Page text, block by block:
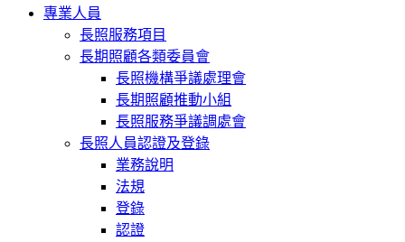
專業人員
長照服務項目
長期照顧各類委員會
長照機構爭議處理會
長期照顧推動小組
長照服務爭議調處會
長照人員認證及登錄
業務說明
法規
登錄
認證